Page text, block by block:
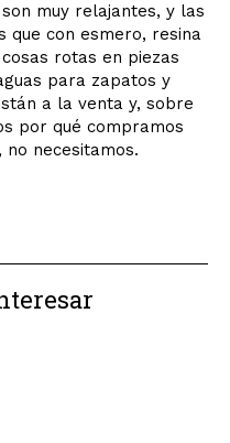
muy relajantes, y las
que con esmero, resina
rotas en piezas
para zapatos y
a la venta y, sobre
por qué compramos
necesitamos.